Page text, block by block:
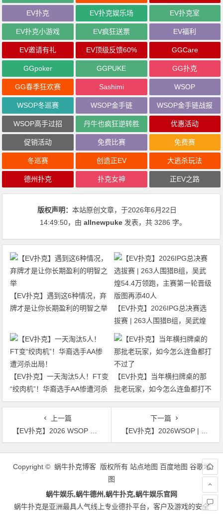
EV扑克 EV扑克娱乐场 EV扑克室
EV扑克小游戏 EV疯狂送票 EV福利
EV邀请有礼 EV顶级反馈60% GGCare
GGpoker GGPUKE GG扑克
GG春季狂欢赛 Sashimi WSOP
WSOP冬巡赛 WSOP金手链 WSOP金手链战报
WSOP高手过招 丹牛也疯狂逆转胜 优惠活动
促销活动 免费比赛 免费赛
冬巡赛 创造正EV 大逃杀玩法
德州扑克 扑克女神 正EV之路
版权声明：本站原创文章，于2026年6月22日
14:49:50，由allnewpuke 发表，共 3286 字。
【EV扑克】遇到这6种情况，弃
牌才是让你长期盈利的明智之举
【EV扑克】2026IPG总决赛选
拔赛 | 263人围猎B组，吴武煌
54.4万领跑，主赛第一轮晋级版
【EV扑克】一天淘汰5人！FT变
“绞肉机”！华裔选手AA惨遭河杀
出局！
【EV扑克】当年横扫牌桌的那
批老玩家，如今怎么连鱼都打不
过了
上一篇
【EV扑克】2026 WSOP $10万豪客赛决赛桌开打：丁彪冲击首条金手链，Nguyen领跑群雄
下一篇
【EV扑克】2026WSOP | $3K九种游戏混合赛国人Yu Li斩获第五名
文
Copyright © 蜗牛扑克博客 版权所有 站点地图 百度地图 谷歌地
图
蜗牛娱乐,蜗牛德州,蜗牛扑克,蜗牛娱乐官网
蜗牛扑克是亚洲最具人气线上专业德扑平台，客户及游戏的安全